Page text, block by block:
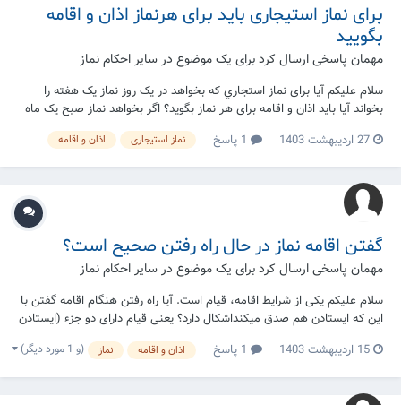
برای نماز استیجاری باید برای هرنماز اذان و اقامه
بگویید
مهمان پاسخی ارسال کرد برای یک موضوع در سایر احکام نماز
سلام علیکم آیا برای نماز استجاري که بخواهد در یک روز نماز یک هفته را
بخواند آیا باید اذان و اقامه برای هر نماز بگوید؟ اگر بخواهد نماز صبح یک ماه
در چند روز بخواند آیا باید آذان و اقامه برای هر نماز صبح بخواند؟ فرض سؤال
در صورتی است که کسی‌ نماز را به اجاره داده شرط نکرده است که آذان...
27 اردیبهشت 1403 نماز استیجاری اذان و اقامه
گفتن اقامه نماز در حال راه رفتن صحیح است؟
مهمان پاسخی ارسال کرد برای یک موضوع در سایر احکام نماز
سلام علیکم یکی از شرایط اقامه، قیام است. آیا راه رفتن هنگام اقامه گفتن با
این که ایستادن هم صدق میکنداشکال دارد؟ یعنی قیام دارای دو جزء (ایستادن
و ساکن بودن) است یا ایستادن کافی است ولو که حرکت کردن و راه رفتن هم
باشد؟ بنابر فرضی که راه رفتن در هنگام اقامه اشکال داشته باشداگر اقامه به
خاطر...
15 اردیبهشت 1403 اذان و اقامه نماز (و 1 مورد دیگر)